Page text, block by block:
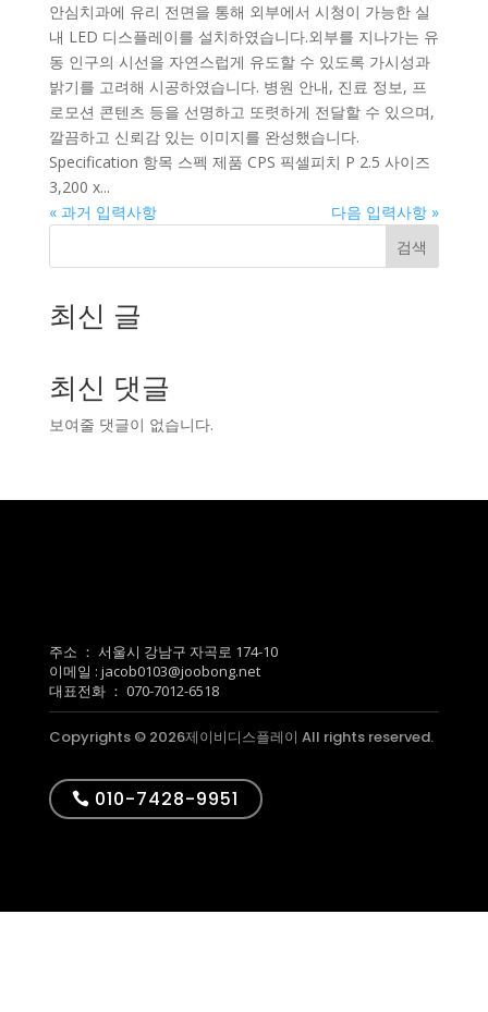
안심치과에 유리 전면을 통해 외부에서 시청이 가능한 실
내 LED 디스플레이를 설치하였습니다.외부를 지나가는 유
동 인구의 시선을 자연스럽게 유도할 수 있도록 가시성과
밝기를 고려해 시공하였습니다. 병원 안내, 진료 정보, 프
로모션 콘텐츠 등을 선명하고 또렷하게 전달할 수 있으며,
깔끔하고 신뢰감 있는 이미지를 완성했습니다.
Specification 항목 스펙 제품 CPS 픽셀피치 P 2.5 사이즈
3,200 x...
« 과거 입력사항
다음 입력사항 »
검색
최신 글
최신 댓글
보여줄 댓글이 없습니다.
주소 ： 서울시 강남구 자곡로 174-10
이메일 : jacob0103@joobong.net
대표전화 ： 070-7012-6518
Copyrights © 2026제이비디스플레이 All rights reserved.
010-7428-9951